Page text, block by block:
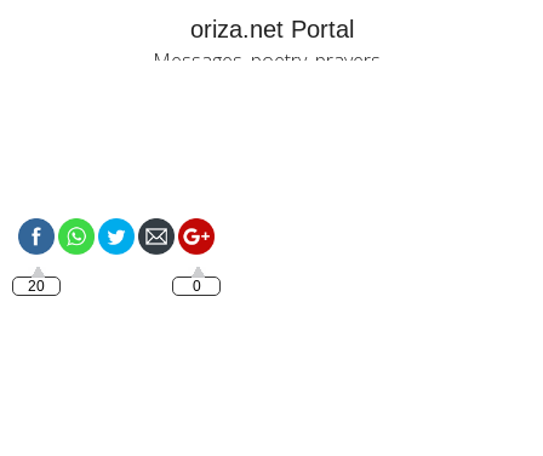
oriza.net Portal
Messages, poetry, prayers...
20 0